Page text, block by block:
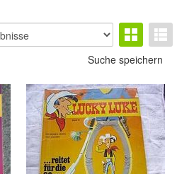
Suche speichern